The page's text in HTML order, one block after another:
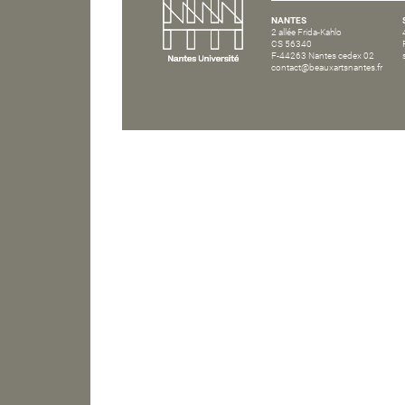
NANTES
2 allée Frida-Kahlo
CS 56340
F-44263 Nantes cedex 02
contact@beauxartsnantes.fr